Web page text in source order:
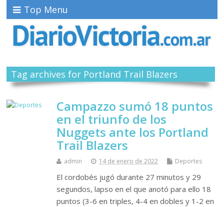
Top Menu
Tag archives for Portland Trail Blazers
Campazzo sumó 18 puntos
en el triunfo de los
Nuggets ante los Portland
Trail Blazers
admin 14 de enero de 2022 Deportes
El cordobés jugó durante 27 minutos y 29
segundos, lapso en el que anotó para ello 18
puntos (3-6 en triples, 4-4 en dobles y 1-2 en